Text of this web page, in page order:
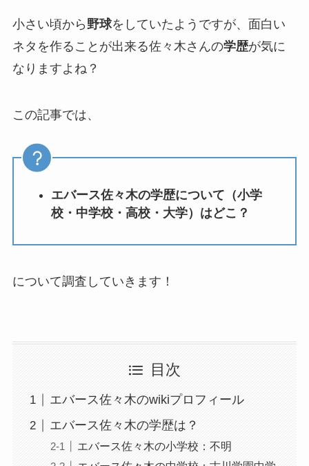
小さい頃から 野球をしていたようですが、面白い
ネタを作ることが出来る佐々木さんの学歴が気に
なりますよね？
この記事では、
エバース佐々木の学歴について（小学
校・中学校・高校・大学）はどこ？
について調査していきます！
目次
エバース佐々木のwikiプロフィール
エバース佐々木の学歴は？
エバース佐々木の小学校：不明